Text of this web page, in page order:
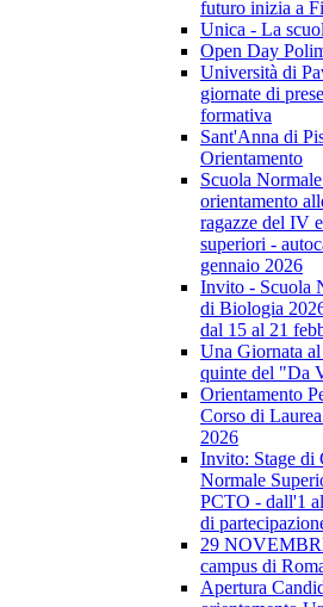
futuro inizia a
Unica - La
Open Day
Università di
giornate di
formativa
Sant'Anna di
Orientamento
Scuola
orientamento
ragazze del IV
superiori -
gennaio 2026
Invito - Scuola
di Biologia
dal 15 al 21
Una Giornata
quinte del "Da
Orientamento
Corso di
2026
Invito: Stage di
Normale
PCTO - dall'1
di
29
campus di
Apertura